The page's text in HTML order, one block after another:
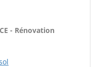
- Rénovation